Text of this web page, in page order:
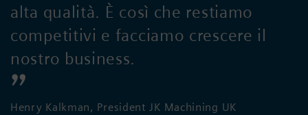
alta qualità. È così che restiamo
competitivi e facciamo crescere il
nostro business.
Henry Kalkman, President JK Machining UK